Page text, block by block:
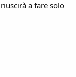
a fare solo